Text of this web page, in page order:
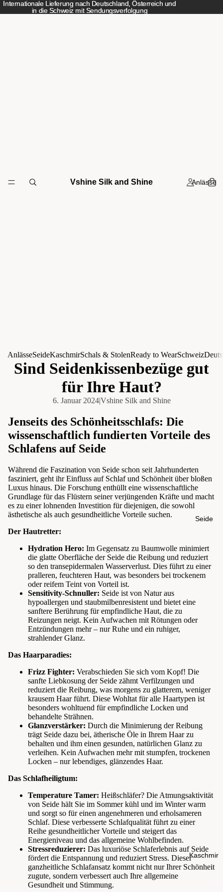
Internationale Lieferung nach Deutschland, Österreich und
in die Schweiz mit Sendungsverfolgung
Internationale Lieferung nach Deutschland, Österreich und
in die Schweiz mit Sendungsverfolgung
Vshine Silk and Shine Anlässe
Seide
Kaschmir
AnlässeSeideKaschmirSchals & StolenReady to WearSchweiz
Sind Seidenkissenbezüge gut
für Ihre Haut?
6. Januar 2024|Vshine Silk and Shine
Jenseits des Schönheitsschlafs: Die
wissenschaftlich fundierten Vorteile des
Schlafens auf Seide
Während die Faszination von Seide schon seit Jahrhunderten
fasziniert, geht ihr Einfluss auf Schlaf und Schönheit über bloßen
Luxus hinaus. Die Forschung enthüllt eine wissenschaftliche
Grundlage für das Flüstern seiner verjüngenden Kräfte und macht
es zu einer lohnenden Investition für diejenigen, die sowohl
ästhetische als auch gesundheitliche Vorteile suchen.
Der Hautretter:
Hydration Hero: Im Gegensatz zu Baumwolle minimiert
die glatte Oberfläche der Seide die Reibung und reduziert
so den transepidermalen Wasserverlust. Dies führt zu einer
pralleren, feuchteren Haut, was besonders bei trockenem
oder reifem Teint von Vorteil ist.
Sensitivity-Schnuller: Seide ist von Natur aus
hypoallergen und staubmilbenresistent und bietet eine
sanftere Berührung für empfindliche Haut, die zu
Reizungen neigt. Kein Aufwachen mit Rötungen oder
Entzündungen mehr – nur Ruhe und ein ruhiger,
strahlender Glanz.
Das Haarparadies:
Frizz Fighter: Verabschieden Sie sich vom Kopf! Die
sanfte Liebkosung der Seide zähmt Verfilzungen und
reduziert die Reibung, was morgens zu glatterem, weniger
krausem Haar führt. Diese Wohltat für alle Haartypen ist
besonders wohltuend für empfindliche Locken und
behandelte Strähnen.
Glanzverstärker: Durch die Minimierung der Reibung
trägt Seide dazu bei, ätherische Öle in Ihrem Haar zu
behalten und ihm einen gesunden, natürlichen Glanz zu
verleihen. Kein Aufwachen mehr mit stumpfen, trockenen
Locken – nur lebendiges, glänzendes Haar.
Das Schlafheiligtum:
Temperature Tamer: Heißschläfer? Die Atmungsaktivität
von Seide hält Sie im Sommer kühl und im Winter warm
und sorgt so für einen angenehmeren und erholsameren
Schlaf. Diese verbesserte Schlafqualität führt zu einer
Reihe gesundheitlicher Vorteile und steigert das
Energieniveau und das allgemeine Wohlbefinden.
Stressreduzierer: Das luxuriöse Schlaferlebnis auf Seide
fördert die Entspannung und reduziert Stress. Dieser
ganzheitliche Schlafansatz kommt nicht nur Ihrer Schönheit
zugute, sondern verbessert auch Ihre allgemeine
Gesundheit und Stimmung.